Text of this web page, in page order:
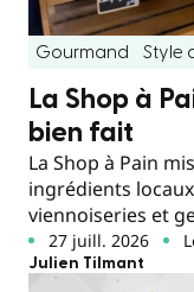
Gourmand Style
La Shop à
bien fait
La Shop à Pain
ingrédients
viennoiseries et
27 juill. 2026
Julien Tilmant